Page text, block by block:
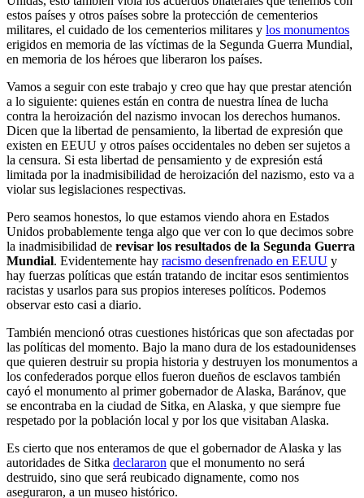
estos países y otros países sobre la protección de cementerios
militares, el cuidado de los cementerios militares y los monumentos
erigidos en memoria de las víctimas de la Segunda Guerra Mundial,
en memoria de los héroes que liberaron los países.
Vamos a seguir con este trabajo y creo que hay que prestar atención
a lo siguiente: quienes están en contra de nuestra línea de lucha
contra la heroización del nazismo invocan los derechos humanos.
Dicen que la libertad de pensamiento, la libertad de expresión que
existen en EEUU y otros países occidentales no deben ser sujetos a
la censura. Si esta libertad de pensamiento y de expresión está
limitada por la inadmisibilidad de heroización del nazismo, esto va a
violar sus legislaciones respectivas.
Pero seamos honestos, lo que estamos viendo ahora en Estados
Unidos probablemente tenga algo que ver con lo que decimos sobre
la inadmisibilidad de revisar los resultados de la Segunda Guerra
Mundial. Evidentemente hay racismo desenfrenado en EEUU y
hay fuerzas políticas que están tratando de incitar esos sentimientos
racistas y usarlos para sus propios intereses políticos. Podemos
observar esto casi a diario.
También mencionó otras cuestiones históricas que son afectadas por
las políticas del momento. Bajo la mano dura de los estadounidenses
que quieren destruir su propia historia y destruyen los monumentos a
los confederados porque ellos fueron dueños de esclavos también
cayó el monumento al primer gobernador de Alaska, Baránov, que
se encontraba en la ciudad de Sitka, en Alaska, y que siempre fue
respetado por la población local y por los que visitaban Alaska.
Es cierto que nos enteramos de que el gobernador de Alaska y las
autoridades de Sitka declararon que el monumento no será
destruido, sino que será reubicado dignamente, como nos
aseguraron, a un museo histórico.